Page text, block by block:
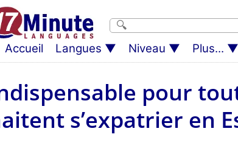
Accueil Langues Niveau Plus...
pour
s’expatrier en